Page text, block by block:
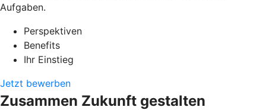
Aufgaben.
Perspektiven
Benefits
Ihr Einstieg
Jetzt bewerben
Zusammen Zukunft gestalten